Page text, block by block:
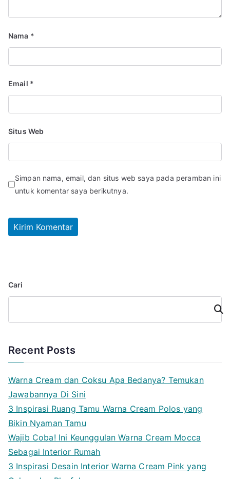
Nama *
Email *
Situs Web
Simpan nama, email, dan situs web saya pada peramban ini
untuk komentar saya berikutnya.
Cari
Cari
Recent Posts
Warna Cream dan Coksu Apa Bedanya? Temukan
Jawabannya Di Sini
3 Inspirasi Ruang Tamu Warna Cream Polos yang
Bikin Nyaman Tamu
Wajib Coba! Ini Keunggulan Warna Cream Mocca
Sebagai Interior Rumah
3 Inspirasi Desain Interior Warna Cream Pink yang